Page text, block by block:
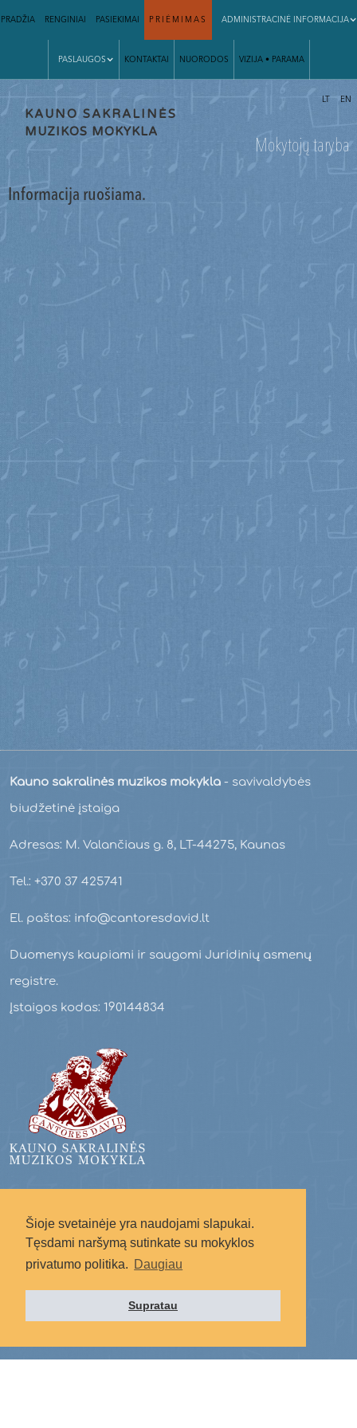
Šioje svetainėje yra naudojami slapukai.
Tęsdami naršymą sutinkate su mokyklos
privatumo politika. Daugiau
Supratau
PRADŽIA RENGINIAI PASIEKIMAI PRIĖMIMAS ADMINISTRACINĖ INFORMACIJA
PASLAUGOS KONTAKTAI NUORODOS VIZIJA • PARAMA
| LT EN
KAUNO SAKRALINĖS
MUZIKOS MOKYKLA
Mokytojų taryba
Informacija ruošiama.
Kauno sakralinės muzikos mokykla - savivaldybės
biudžetinė įstaiga
Adresas: M. Valančiaus g. 8, LT-44275, Kaunas
Tel.: +370 37 425741
El. paštas: info@cantoresdavid.lt
Duomenys kaupiami ir saugomi Juridinių asmenų
registre.
Įstaigos kodas: 190144834
Radote svetainėje netikslumų?
Rašykite į: svetaine.ksmm@gmail.com